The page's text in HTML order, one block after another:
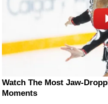
Watch The Most
Moments